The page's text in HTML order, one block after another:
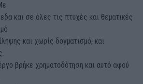
και σε όλες τις πτυχές και θεματικές
και χωρίς δογματισμό, και
βρήκε χρηματοδότηση και αυτό αφού